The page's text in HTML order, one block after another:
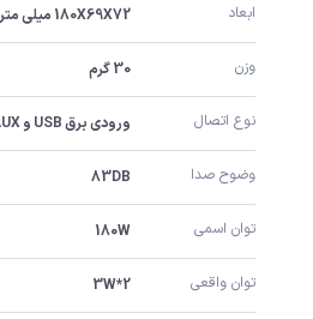
ابعاد 180X69X72 میلی متر
وزن 30 گرم
نوع اتصال ورودی برق USB و AUX
وضوح صدا 83DB
توان اسمی 180W
توان واقعی 3W*2